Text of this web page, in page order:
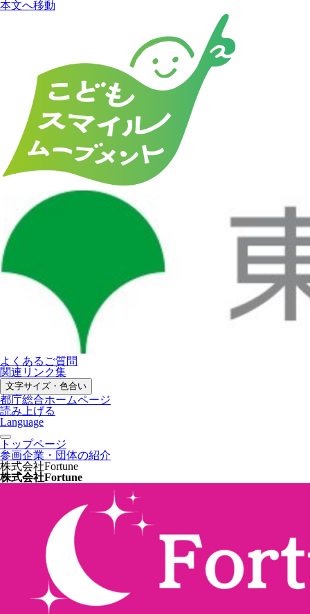
本文へ移動
よくあるご質問
関連リンク集
文字サイズ・色合い
都庁総合ホームページ
読み上げる
Language
トップページ
参画企業・団体の紹介
株式会社Fortune
株式会社Fortune